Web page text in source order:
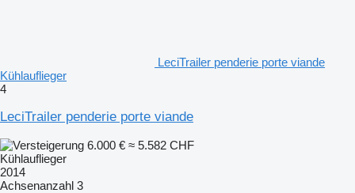
LeciTrailer penderie porte viande
Kühlauflieger
4
LeciTrailer penderie porte viande
6.000 € ≈ 5.582 CHF
Kühlauflieger
2014
Achsenanzahl 3